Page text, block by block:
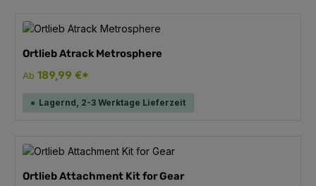
Ortlieb Atrack Metrosphere
Ab189,99 €*
Lagernd, 2-3 Werktage Lieferzeit
Ortlieb Attachment Kit for Gear